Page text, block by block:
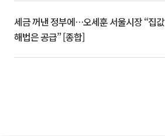
세금 꺼낸 정부에…오세훈 서울시장 “집값
해법은 공급” [종합]